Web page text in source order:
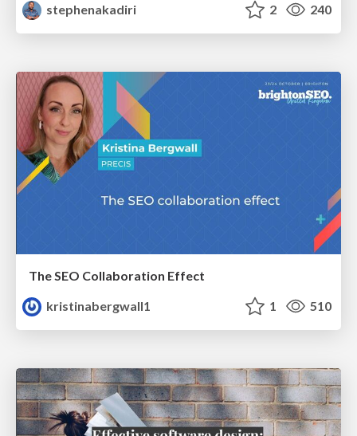
stephenakadiri
2 240
The SEO Collaboration Effect
kristinabergwall1
1 510